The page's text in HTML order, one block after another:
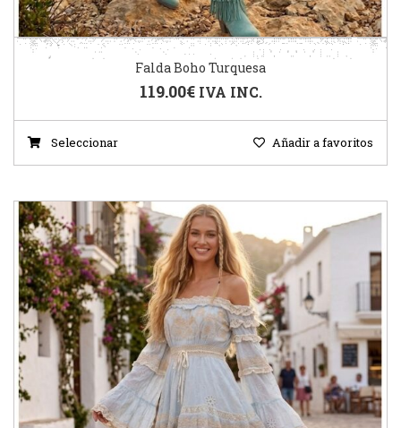
Falda Boho Turquesa
119.00€ IVA INC.
Seleccionar Añadir a favoritos